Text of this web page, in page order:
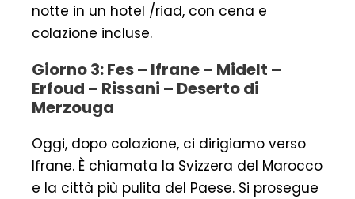
notte in un hotel /riad, con cena e
colazione incluse.
Giorno 3: Fes – Ifrane – Midelt –
Erfoud – Rissani – Deserto di
Merzouga
Oggi, dopo colazione, ci dirigiamo verso
Ifrane. È chiamata la Svizzera del Marocco
e la città più pulita del Paese. Si prosegue